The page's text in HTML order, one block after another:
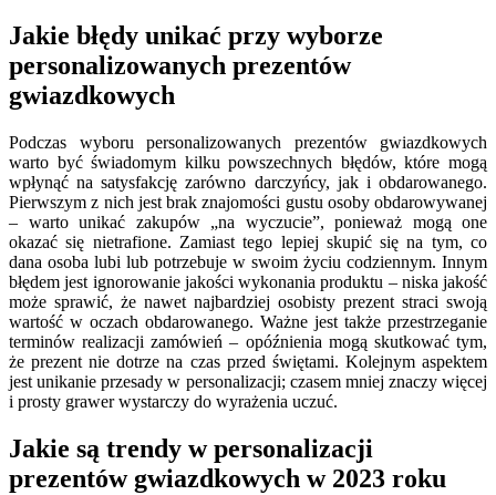
Jakie błędy unikać przy wyborze
personalizowanych prezentów
gwiazdkowych
Podczas wyboru personalizowanych prezentów gwiazdkowych
warto być świadomym kilku powszechnych błędów, które mogą
wpłynąć na satysfakcję zarówno darczyńcy, jak i obdarowanego.
Pierwszym z nich jest brak znajomości gustu osoby obdarowywanej
– warto unikać zakupów „na wyczucie”, ponieważ mogą one
okazać się nietrafione. Zamiast tego lepiej skupić się na tym, co
dana osoba lubi lub potrzebuje w swoim życiu codziennym. Innym
błędem jest ignorowanie jakości wykonania produktu – niska jakość
może sprawić, że nawet najbardziej osobisty prezent straci swoją
wartość w oczach obdarowanego. Ważne jest także przestrzeganie
terminów realizacji zamówień – opóźnienia mogą skutkować tym,
że prezent nie dotrze na czas przed świętami. Kolejnym aspektem
jest unikanie przesady w personalizacji; czasem mniej znaczy więcej
i prosty grawer wystarczy do wyrażenia uczuć.
Jakie są trendy w personalizacji
prezentów gwiazdkowych w 2023 roku